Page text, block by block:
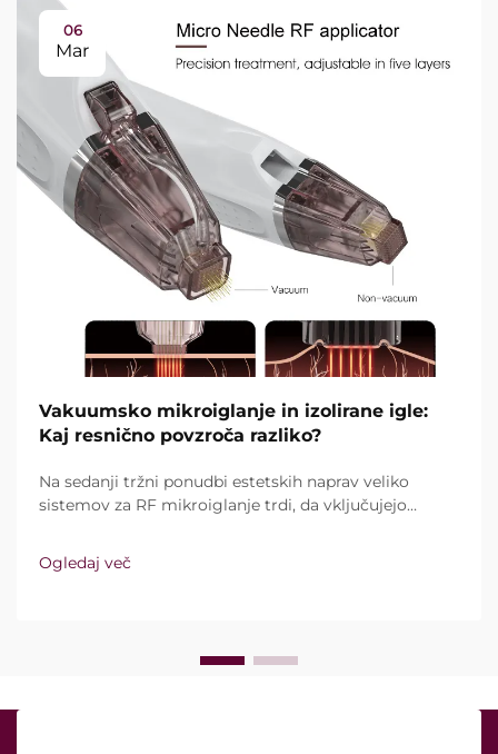
06
Mar
Vakuumsko mikroiglanje in izolirane igle:
Kaj resnično povzroča razliko?
Na sedanji tržni ponudbi estetskih naprav veliko
sistemov za RF mikroiglanje trdi, da vključujejo
vprašanje pa ni le, ali te funkcije sploh obstajajo,
temveč kako natančno delujejo med kliničnim
Ogledaj več